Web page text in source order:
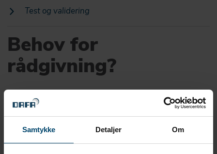
Samtykke Detaljer Om
Test og validering
Behov for
rådgivning?
Tag fat i vores eksperter! I tæt samarbejde med vores
kunder, udvikler vi løsninger - lavet til at tætne, dæmpe og
beskytte.